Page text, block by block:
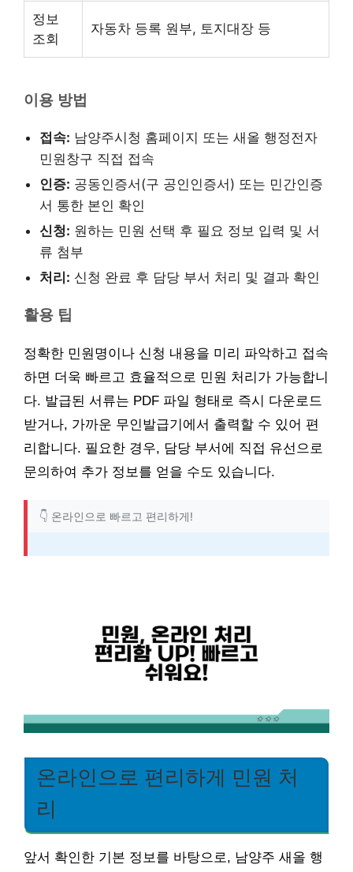
정보
조회
자동차 등록 원부, 토지대장 등
이용 방법
접속: 남양주시청 홈페이지 또는 새올 행정전자
민원창구 직접 접속
인증: 공동인증서(구 공인인증서) 또는 민간인증
서 통한 본인 확인
신청: 원하는 민원 선택 후 필요 정보 입력 및 서
류 첨부
처리: 신청 완료 후 담당 부서 처리 및 결과 확인
활용 팁
정확한 민원명이나 신청 내용을 미리 파악하고 접속
하면 더욱 빠르고 효율적으로 민원 처리가 가능합니
다. 발급된 서류는 PDF 파일 형태로 즉시 다운로드
받거나, 가까운 무인발급기에서 출력할 수 있어 편
리합니다. 필요한 경우, 담당 부서에 직접 유선으로
문의하여 추가 정보를 얻을 수도 있습니다.
👇 온라인으로 빠르고 편리하게!
온라인으로 편리하게 민원 처
리
앞서 확인한 기본 정보를 바탕으로, 남양주 새올 행